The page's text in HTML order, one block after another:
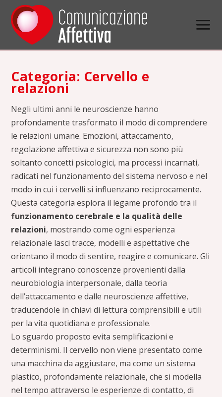
Categoria: Cervello e
relazioni
Negli ultimi anni le neuroscienze hanno
profondamente trasformato il modo di comprendere
le relazioni umane. Emozioni, attaccamento,
regolazione affettiva e sicurezza non sono più
soltanto concetti psicologici, ma processi incarnati,
radicati nel funzionamento del sistema nervoso e nel
modo in cui i cervelli si influenzano reciprocamente.
Questa categoria esplora il legame profondo tra il
funzionamento cerebrale e la qualità delle
relazioni, mostrando come ogni esperienza
relazionale lasci tracce, modelli e aspettative che
orientano il modo di sentire, reagire e comunicare. Gli
articoli integrano conoscenze provenienti dalla
neurobiologia interpersonale, dalla teoria
dell’attaccamento e dalle neuroscienze affettive,
traducendole in chiavi di lettura comprensibili e utili
per la vita quotidiana e professionale.
Lo sguardo proposto evita semplificazioni e
determinismi. Il cervello non viene presentato come
una macchina da aggiustare, ma come un sistema
plastico, profondamente relazionale, che si modella
nel tempo attraverso le esperienze di contatto, di